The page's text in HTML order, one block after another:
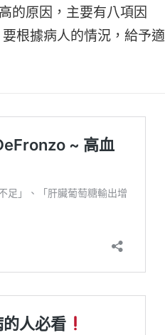
的原因，主要有八項因
根據病人的情況，給予適